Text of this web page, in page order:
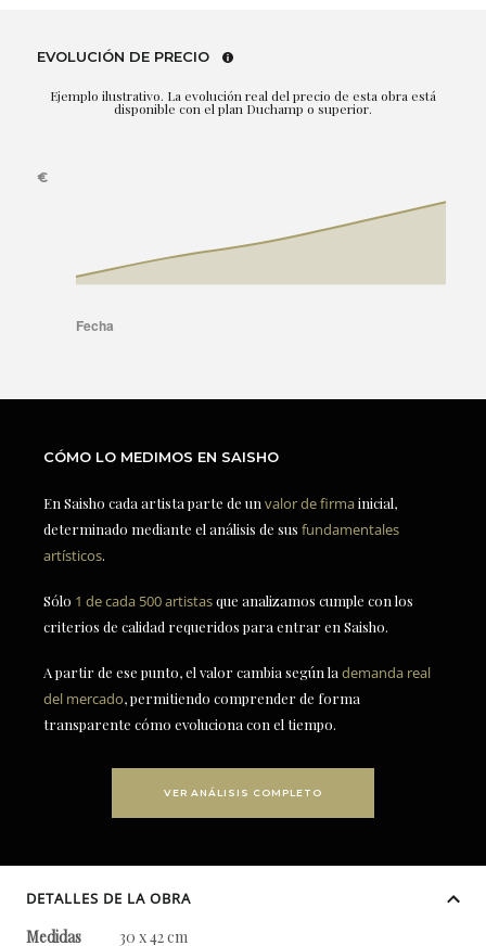
EVOLUCIÓN DE PRECIO
Ejemplo ilustrativo. La evolución real del precio de esta obra está
disponible con el plan Duchamp o superior.
CÓMO LO MEDIMOS EN SAISHO
En Saisho cada artista parte de un valor de firmainicial,
determinado mediante el análisis de sus fundamentales
artísticos.
Sólo 1 de cada 500 artistasque analizamos cumple con los
criterios de calidad requeridos para entrar en Saisho.
A partir de ese punto, el valor cambia según la demanda real
del mercado, permitiendo comprender de forma
transparente cómo evoluciona con el tiempo.
VER ANÁLISIS COMPLETO
DETALLES DE LA OBRA
Medidas
30 x 42 cm